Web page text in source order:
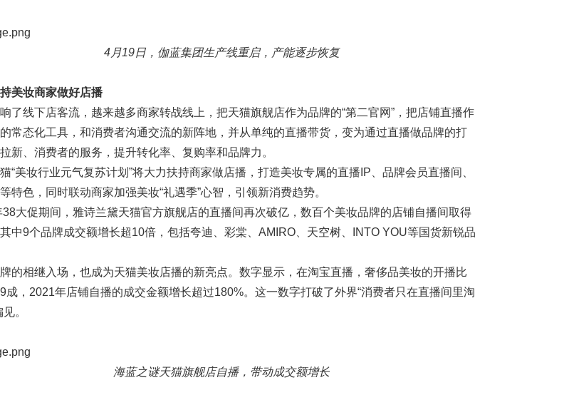
4月19日，伽蓝集团生产线重启，产能逐步恢复
美妆商家做好店播
了线下店客流，越来越多商家转战线上，把天猫旗舰店作为品牌的“第二官网”，把店铺直播作
常态化工具，和消费者沟通交流的新阵地，并从单纯的直播带货，变为通过直播做品牌的打
新、消费者的服务，提升转化率、复购率和品牌力。
“美妆行业元气复苏计划”将大力扶持商家做店播，打造美妆专属的直播IP、品牌会员直播间、
特色，同时联动商家加强美妆“礼遇季”心智，引领新消费趋势。
38大促期间，雅诗兰黛天猫官方旗舰店的直播间再次破亿，数百个美妆品牌的店铺自播间取得
中9个品牌成交额增长超10倍，包括夸迪、彩棠、AMIRO、天空树、INTO YOU等国货新锐品
的相继入场，也成为天猫美妆店播的新亮点。数字显示，在淘宝直播，奢侈品美妆的开播比
成，2021年店铺自播的成交金额增长超过180%。这一数字打破了外界“消费者只在直播间里淘
。
海蓝之谜天猫旗舰店自播，带动成交额增长